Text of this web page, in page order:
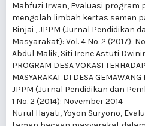
Mahfuzi Irwan, Evaluasi program
mengolah limbah kertas semen
Binjai ,JPPM (Jurnal Pendidikan
Masyarakat): Vol. 4 No. 2 (2017):
Abdul Malik, Siti Irene Astuti
PROGRAM DESA VOKASI
MASYARAKAT DI DESA
JPPM (Jurnal Pendidikan dan
1 No. 2 (2014): November 2014
Nurul Hayati, Yoyon Suryono,